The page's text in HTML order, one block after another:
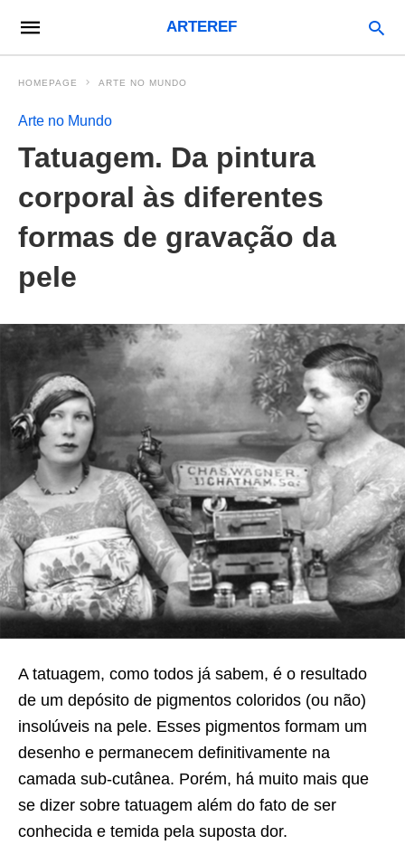
ARTEREF
HOMEPAGE ARTE NO MUNDO
Arte no Mundo
Tatuagem. Da pintura
corporal às diferentes
formas de gravação da
pele
A tatuagem, como todos já sabem, é o resultado
de um depósito de pigmentos coloridos (ou não)
insolúveis na pele. Esses pigmentos formam um
desenho e permanecem definitivamente na
camada sub-cutânea. Porém, há muito mais que
se dizer sobre tatuagem além do fato de ser
conhecida e temida pela suposta dor.